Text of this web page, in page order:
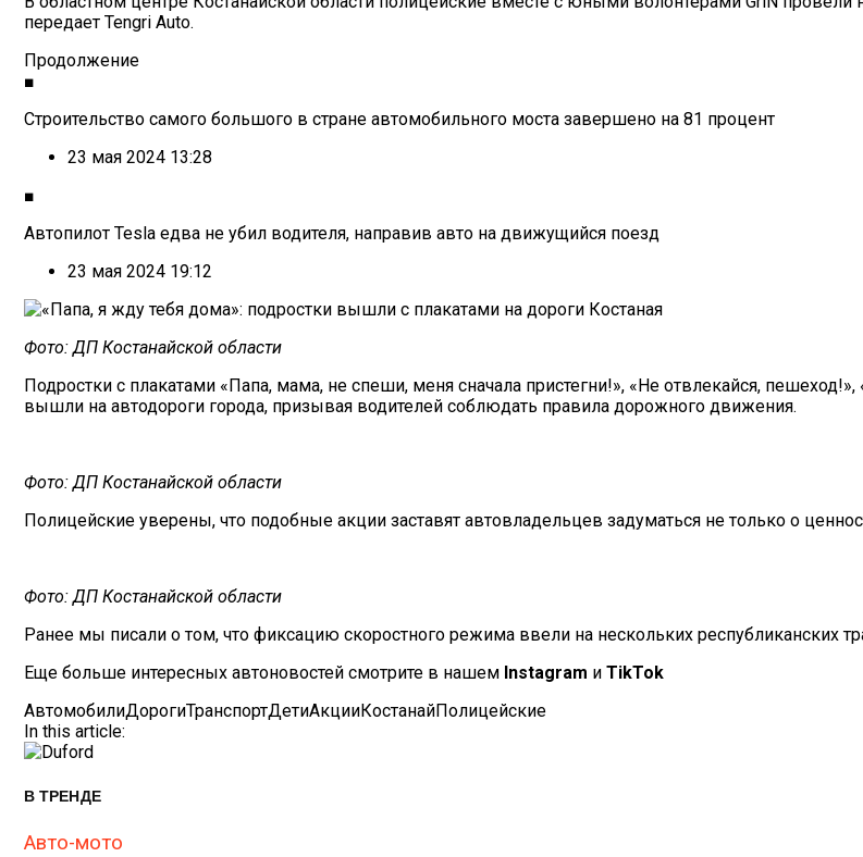
передает Tengri Auto.
Продолжение
■
Строительство самого большого в стране автомобильного моста завершено на 81 процент
23 мая 2024 13:28
■
Автопилот Tesla едва не убил водителя, направив авто на движущийся поезд
23 мая 2024 19:12
Фото: ДП Костанайской области
Подростки с плакатами «Папа, мама, не спеши, меня сначала пристегни!», «Не отвлекайся,
вышли на автодороги города, призывая водителей соблюдать правила дорожного движения.
Фото: ДП Костанайской области
Полицейские уверены, что подобные акции заставят автовладельцев задуматься не только о
Фото: ДП Костанайской области
Ранее мы писали о том, что фиксацию скоростного режима ввели на нескольких республиканских
Еще больше интересных автоновостей смотрите в нашем Instagram и TikTok
АвтомобилиДорогиТранспортДетиАкцииКостанайПолицейские
In this article:
В ТРЕНДЕ
Авто-мото